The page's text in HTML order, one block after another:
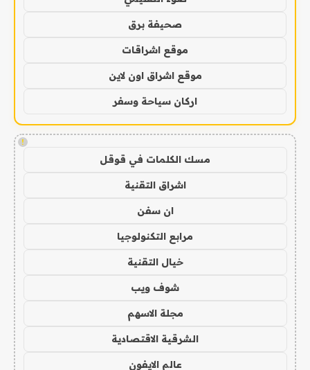
صحيفة برق
موقع اشراقات
موقع اشراق اون لاين
اركان سياحة وسفر
!
مسك الكلمات في قوقل
اشراق التقنية
ان سفن
مرابع التكنولوجيا
خيال التقنية
شوف ويب
مجلة الاسهم
الشرقية الاقتصادية
عالم الايفون